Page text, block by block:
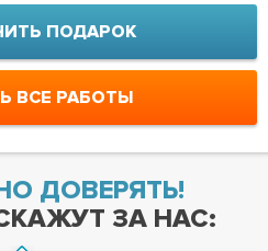
ПОДАРОК
ВСЕ РАБОТЫ
ДОВЕРЯТЬ!
ЗА НАС: